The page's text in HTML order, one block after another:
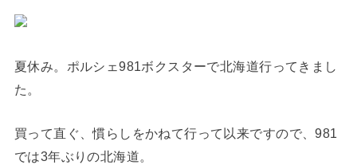
夏休み。ポルシェ981ボクスターで北海道行ってきまし
た。
買って直ぐ、慣らしをかねて行って以来ですので、981
では3年ぶりの北海道。